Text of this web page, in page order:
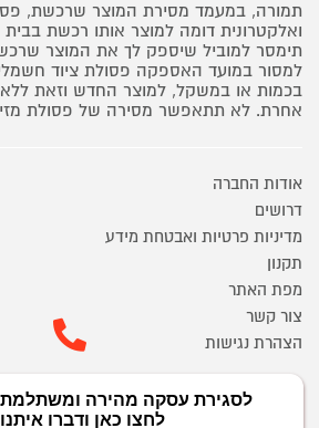
תמורה, במעמד מסירת המוצר שרכשת,
ואלקטרונית דומה למוצר אותו רכשת
תימסר למוביל שיספק לך את המוצר
למסור במועד האספקה פסולת ציוד חשמלי
בכמות או במשקל, למוצר החדש וזאת
אחרת. לא תתאפשר מסירה של פסולת
אודות החברה
דרושים
מדיניות פרטיות ואבטחת מידע
תקנון
מפת האתר
צור קשר
הצהרת נגישות
מוקד הזמנות